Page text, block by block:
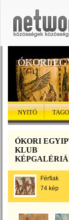
ÓKORI
NYITÓ
ÓKORI
KLUB
Férfiak
74 kép